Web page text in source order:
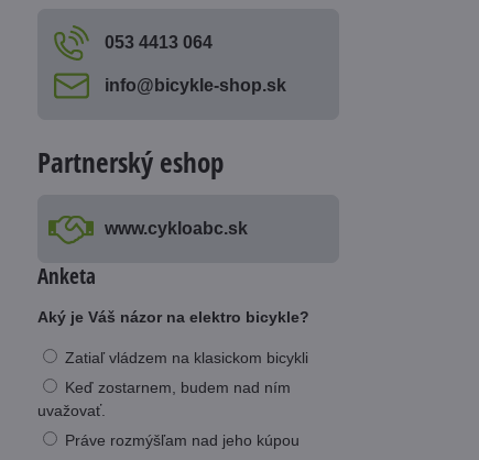
053 4413 064
info​@bicykle-shop​.sk
Partnerský eshop
www​.cykloabc​.sk
Anketa
Aký je Váš názor na elektro bicykle?
Zatiaľ vládzem na klasickom bicykli
Keď zostarnem, budem nad ním
uvažovať.
Práve rozmýšľam nad jeho kúpou